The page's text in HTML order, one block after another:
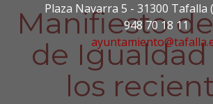
Plaza Navarra 5 - 31300 Tafalla
948 70 18 11
Manifiesto
de
los